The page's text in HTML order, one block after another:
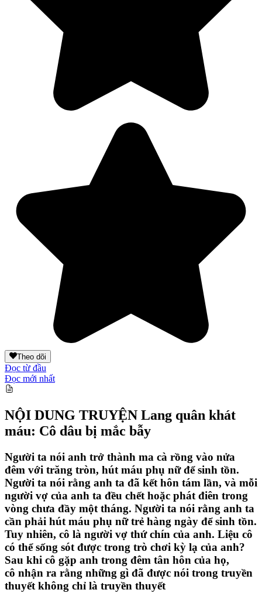
Theo dõi
Đọc từ đầu
Đọc mới nhất
NỘI DUNG TRUYỆN Lang quân khát
máu: Cô dâu bị mắc bẫy
Người ta nói anh trở thành ma cà rồng vào nửa
đêm với trăng tròn, hút máu phụ nữ để sinh tồn.
Người ta nói rằng anh ta đã kết hôn tám lần, và mỗi
người vợ của anh ta đều chết hoặc phát điên trong
vòng chưa đầy một tháng. Người ta nói rằng anh ta
cần phải hút máu phụ nữ trẻ hàng ngày để sinh tồn.
Tuy nhiên, cô là người vợ thứ chín của anh. Liệu cô
có thể sống sót được trong trò chơi kỳ lạ của anh?
Sau khi cô gặp anh trong đêm tân hôn của họ,
cô nhận ra rằng những gì đã được nói trong truyền
thuyết không chỉ là truyền thuyết